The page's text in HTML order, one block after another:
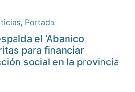
, Portada
el ‘Abanico
para financiar
social en la provincia